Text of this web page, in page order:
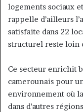
logements sociaux
rappelle d’ailleurs
satisfaite dans 22
structurel reste loin
Ce secteur enrichit
camerounais pour
environnement où
dans d’autres